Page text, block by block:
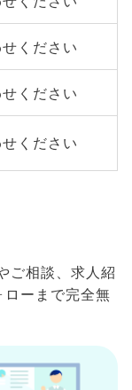
ください
ください
ください
ご相談、求人紹
ーまで完全無